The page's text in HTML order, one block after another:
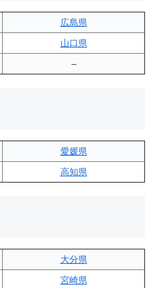
広島県
山口県
–
愛媛県
高知県
大分県
宮崎県